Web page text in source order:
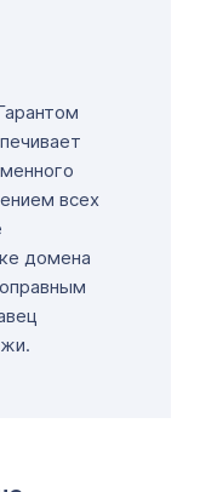
всех
домена